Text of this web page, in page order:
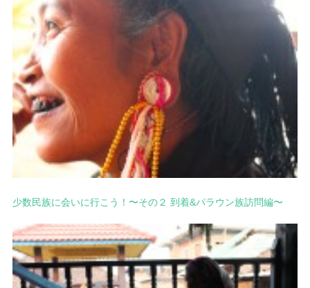
少数民族に会いに行こう！〜その２ 到着&パラウン族訪問編〜